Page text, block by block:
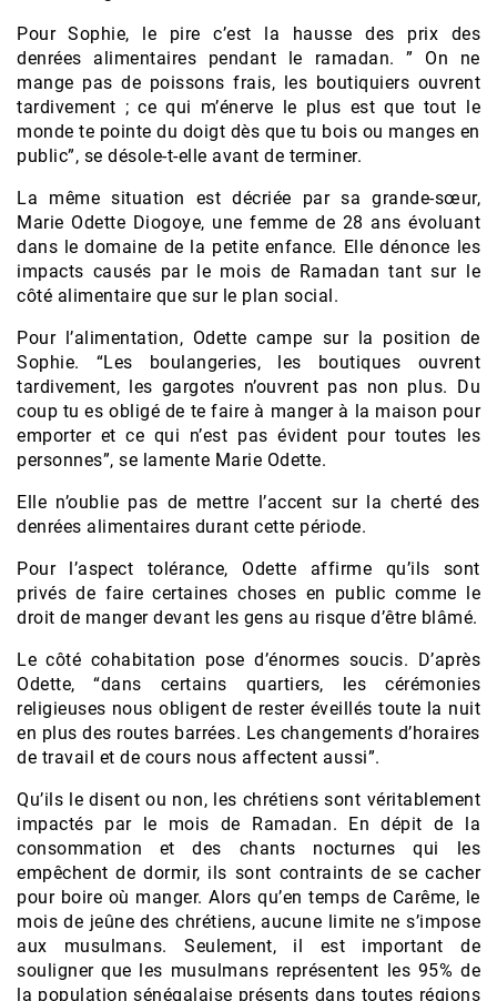
Pour Sophie, le pire c’est la hausse des prix des
denrées alimentaires pendant le ramadan. ” On ne
mange pas de poissons frais, les boutiquiers ouvrent
tardivement ; ce qui m’énerve le plus est que tout le
monde te pointe du doigt dès que tu bois ou manges en
public”, se désole-t-elle avant de terminer.
La même situation est décriée par sa grande-sœur,
Marie Odette Diogoye, une femme de 28 ans évoluant
dans le domaine de la petite enfance. Elle dénonce les
impacts causés par le mois de Ramadan tant sur le
côté alimentaire que sur le plan social.
Pour l’alimentation, Odette campe sur la position de
Sophie. “Les boulangeries, les boutiques ouvrent
tardivement, les gargotes n’ouvrent pas non plus. Du
coup tu es obligé de te faire à manger à la maison pour
emporter et ce qui n’est pas évident pour toutes les
personnes”, se lamente Marie Odette.
Elle n’oublie pas de mettre l’accent sur la cherté des
denrées alimentaires durant cette période.
Pour l’aspect tolérance, Odette affirme qu’ils sont
privés de faire certaines choses en public comme le
droit de manger devant les gens au risque d’être blâmé.
Le côté cohabitation pose d’énormes soucis. D’après
Odette, “dans certains quartiers, les cérémonies
religieuses nous obligent de rester éveillés toute la nuit
en plus des routes barrées. Les changements d’horaires
de travail et de cours nous affectent aussi”.
Qu’ils le disent ou non, les chrétiens sont véritablement
impactés par le mois de Ramadan. En dépit de la
consommation et des chants nocturnes qui les
empêchent de dormir, ils sont contraints de se cacher
pour boire où manger. Alors qu’en temps de Carême, le
mois de jeûne des chrétiens, aucune limite ne s’impose
aux musulmans. Seulement, il est important de
souligner que les musulmans représentent les 95% de
la population sénégalaise présents dans toutes régions